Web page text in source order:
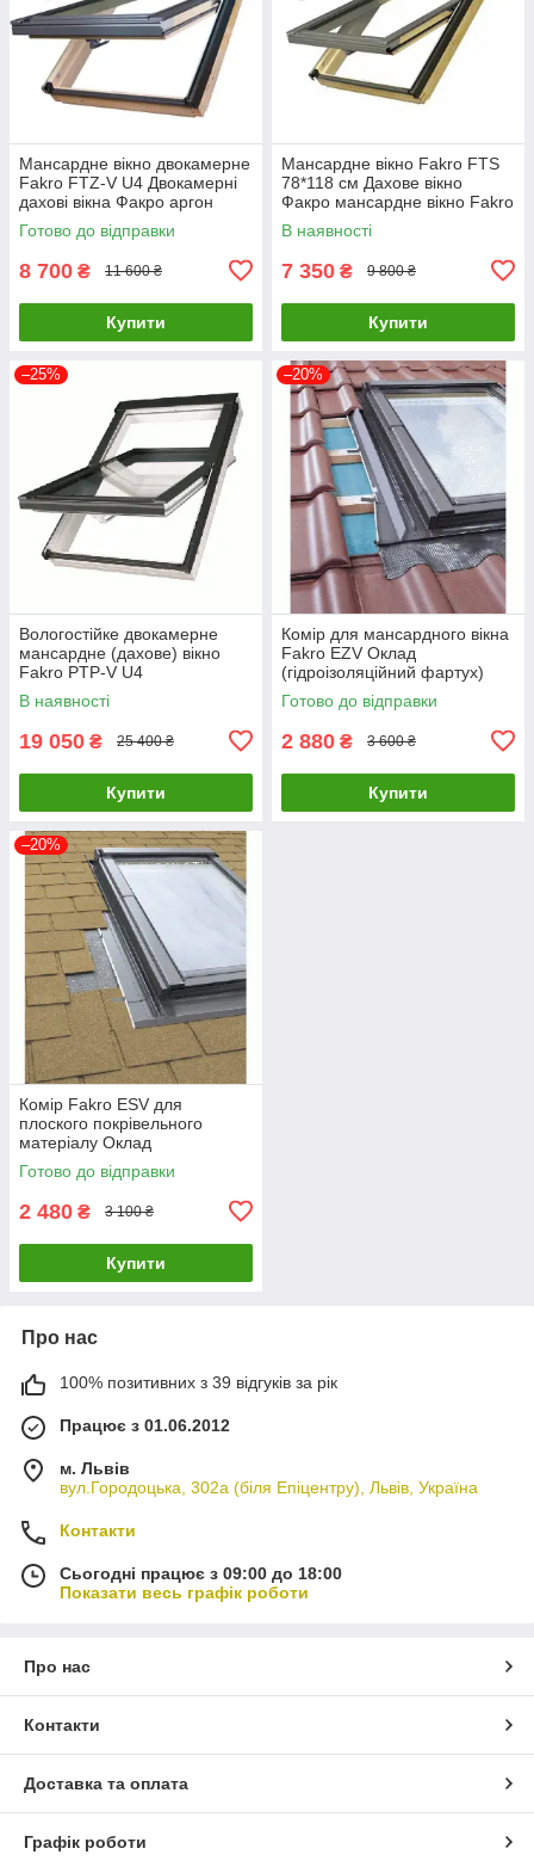
Мансардне вікно двокамерне
Fakro FTZ-V U4 Двокамерні
дахові вікна Факро аргон
FTZ-V U4
Готово до відправки
8 700 ₴ 11 600 ₴
Купити
Мансардне вікно Fakro FTS
78*118 см Дахове вікно
Факро мансардне вікно Fakro
FTS 78х118 см
В наявності
7 350 ₴ 9 800 ₴
Купити
–25%
Вологостійке двокамерне
мансардне (дахове) вікно
Fakro PTP-V U4
В наявності
19 050 ₴ 25 400 ₴
Купити
–20%
Комір для мансардного вікна
Fakro EZV Оклад
(гідроізоляційний фартух)
для дахового вікна Факро
Готово до відправки
2 880 ₴ 3 600 ₴
Купити
–20%
Комір Fakro ESV для
плоского покрівельного
матеріалу Оклад
(гідроізоляційний фартух)
для дахового вікна Факро
Готово до відправки
2 480 ₴ 3 100 ₴
Купити
Про нас
100% позитивних з 39 відгуків за рік
Працює з 01.06.2012
м. Львів
вул.Городоцька, 302а (біля Епіцентру), Львів, Україна
Контакти
Сьогодні працює з 09:00 до 18:00
Показати весь графік роботи
Про нас
Контакти
Доставка та оплата
Графік роботи